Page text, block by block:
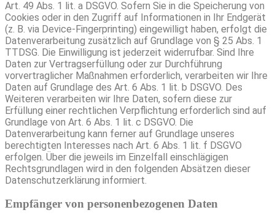
Art. 49 Abs. 1 lit. a DSGVO. Sofern Sie in die Speicherung von
Cookies oder in den Zugriff auf Informationen in Ihr Endgerät
(z. B. via Device-Fingerprinting) eingewilligt haben, erfolgt die
Datenverarbeitung zusätzlich auf Grundlage von § 25 Abs. 1
TTDSG. Die Einwilligung ist jederzeit widerrufbar. Sind Ihre
Daten zur Vertragserfüllung oder zur Durchführung
vorvertraglicher Maßnahmen erforderlich, verarbeiten wir Ihre
Daten auf Grundlage des Art. 6 Abs. 1 lit. b DSGVO. Des
Weiteren verarbeiten wir Ihre Daten, sofern diese zur
Erfüllung einer rechtlichen Verpflichtung erforderlich sind auf
Grundlage von Art. 6 Abs. 1 lit. c DSGVO. Die
Datenverarbeitung kann ferner auf Grundlage unseres
berechtigten Interesses nach Art. 6 Abs. 1 lit. f DSGVO
erfolgen. Über die jeweils im Einzelfall einschlägigen
Rechtsgrundlagen wird in den folgenden Absätzen dieser
Datenschutzerklärung informiert.
Empfänger von personenbezogenen Daten